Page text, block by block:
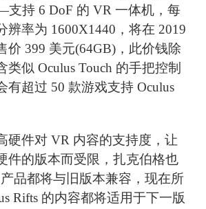
支持 6 DoF 的 VR 一体机，每
辨率为 1600X1440，将在 2019
价 399 美元(64GB)，此价钱除
类似 Oculus Touch 的手把控制
有超过 50 款游戏支持 Oculus
硬件对 VR 内容的支持度，让
件的版本而受限，扎克伯格也
品都将与旧版本兼容，现在所
Rifts 的内容都将适用于下一版